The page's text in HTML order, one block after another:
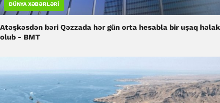
DÜNYA XƏBƏRLƏRI
Atəşkəsdən bəri Qəzzada hər gün orta hesabla bir uşaq həlak
olub - BMT